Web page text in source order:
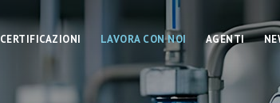
CERTIFICAZIONI LAVORA CON NOI AGENTI